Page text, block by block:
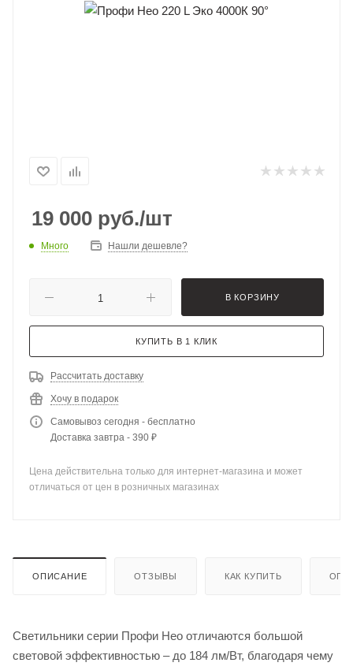
19 000 руб./шт
Много Нашли дешевле?
В КОРЗИНУ
КУПИТЬ В 1 КЛИК
Рассчитать доставку
Хочу в подарок
Самовывоз сегодня - бесплатно
Доставка завтра - 390 ₽
Цена действительна только для интернет-магазина и может
отличаться от цен в розничных магазинах
ОПИСАНИЕ ОТЗЫВЫ КАК КУПИТЬ
Светильники серии Профи Нео отличаются большой
световой эффективностью – до 184 лм/Вт, благодаря чему